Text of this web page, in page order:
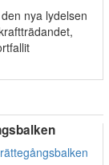
nya lydelsen
rättegångsbalken